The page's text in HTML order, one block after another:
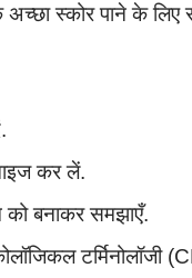
स्कोर पाने के लिए
कर लें.
को बनाकर समझाएँ.
टर्मिनोलॉजी